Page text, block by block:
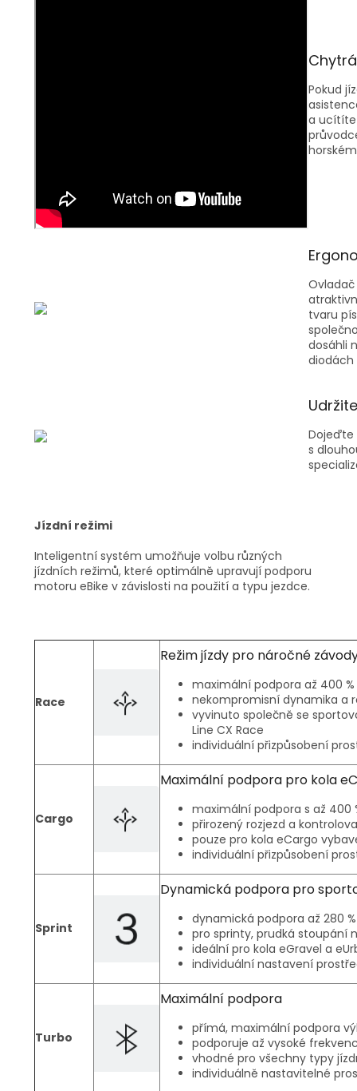
Pokud
a ucítíte
tvaru
dosáhli
diodách
Dojeďte
s
Jízdní režimi
Inteligentní systém umožňuje volbu různých
jízdních režimů, které optimálně upravují podporu
motoru eBike v závislosti na použití a typu jezdce.
Race
Režim jízdy pro náročné
maximální podpora až 400
nekompromisní dynamika a
vyvinuto společně se
Line CX Race
individuální přizpůsobení
Cargo
Maximální podpora pro kola
maximální podpora s až 400
přirozený rozjezd a
pouze pro kola eCargo
individuální přizpůsobení
Sprint
Dynamická podpora pro
dynamická podpora až 280
pro sprinty, prudká stoupání
ideální pro kola eGravel a
individuální nastavení
Turbo
Maximální podpora
přímá, maximální podpora
podporuje až vysoké
vhodné pro všechny typy
individuálně nastavitelné